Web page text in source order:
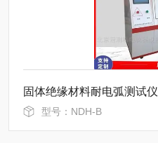
固体绝缘材料耐电弧测试仪
型号：NDH-B